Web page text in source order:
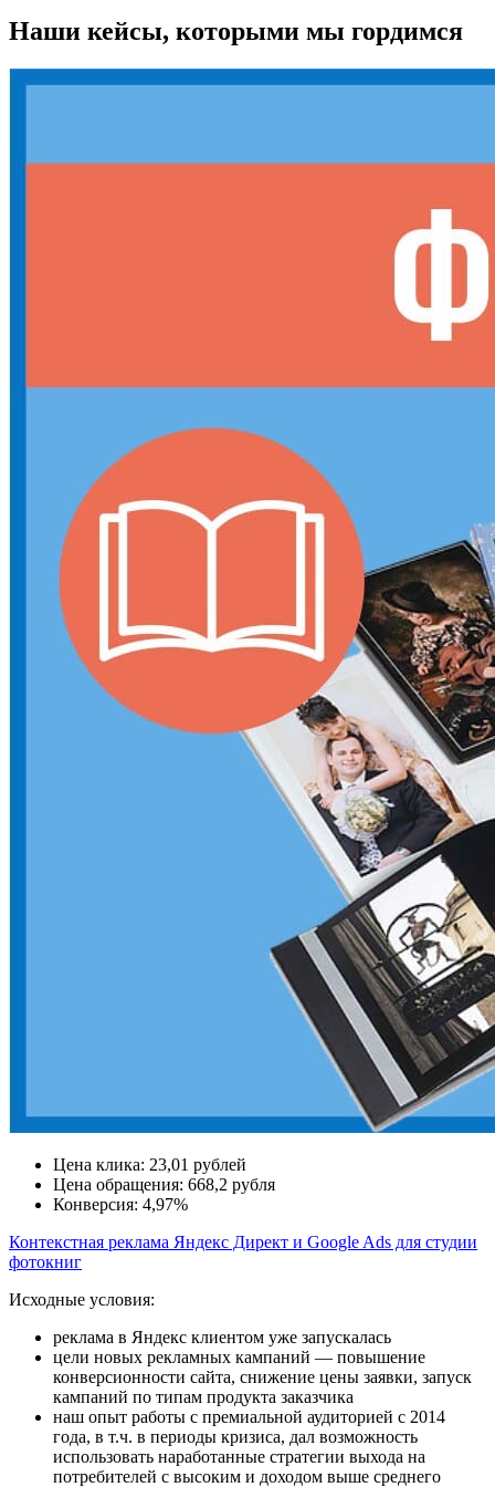
Наши кейсы, которыми мы гордимся
Цена клика: 23,01 рублей
Цена обращения: 668,2 рубля
Конверсия: 4,97%
Контекстная реклама Яндекс Директ и Google Ads для студии
фотокниг
Исходные условия:
реклама в Яндекс клиентом уже запускалась
цели новых рекламных кампаний — повышение
конверсионности сайта, снижение цены заявки, запуск
кампаний по типам продукта заказчика
наш опыт работы с премиальной аудиторией с 2014
года, в т.ч. в периоды кризиса, дал возможность
использовать наработанные стратегии выхода на
потребителей с высоким и доходом выше среднего